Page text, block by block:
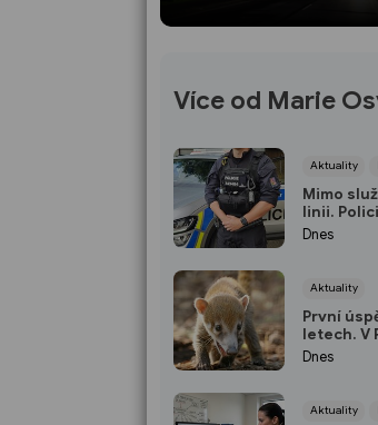
Více od Marie
Aktuality
Mimo
linii.
zachránil
Dnes
Aktuality
První
letech. V
Dnes
Aktuality